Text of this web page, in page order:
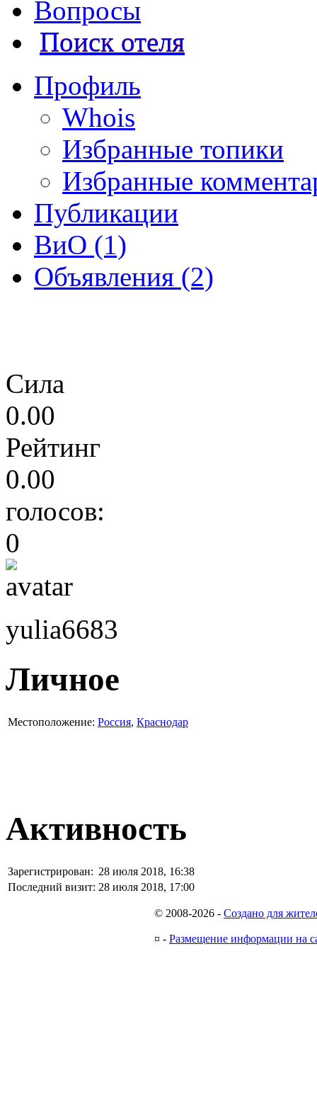
Вопросы
Поиск отеля
Профиль
Whois
Избранные топики
Избранные
Публикации
ВиО (1)
Объявления (2)
Сила
0.00
Рейтинг
0.00
голосов:
0
yulia6683
Личное
Местоположение: Россия, Краснодар
Активность
Зарегистрирован: 28 июля 2018, 16:38
Последний визит: 28 июля 2018, 17:00
© 2008-2026 - Создано для
¤ - Размещение информации на